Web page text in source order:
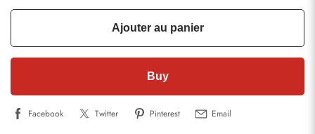
Ajouter au panier
Buy
Facebook Twitter Pinterest Email